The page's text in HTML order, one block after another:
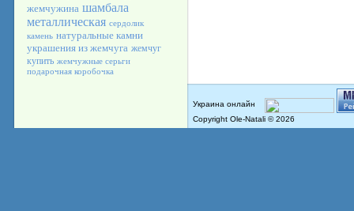
жемчужина шамбала
металлическая сердолик
камень натуральные камни
украшения из жемчуга жемчуг
купить жемчужные серьги
подарочная коробочка
Copyright Ole-Natali © 2026